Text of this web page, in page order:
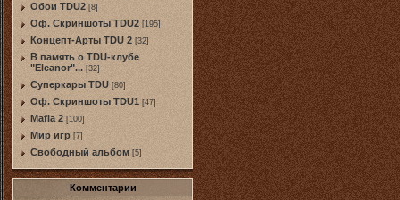
Обои TDU2 [8]
Оф. Скриншоты TDU2 [195]
Концепт-Арты TDU 2 [32]
В память о TDU-клубе
"Eleanor"... [32]
Суперкары TDU [80]
Оф. Скриншоты TDU1 [47]
Mafia 2 [100]
Мир игр [7]
Свободный альбом [5]
Комментарии